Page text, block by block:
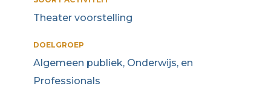
Theater voorstelling
DOELGROEP
Algemeen publiek, Onderwijs, en
Professionals